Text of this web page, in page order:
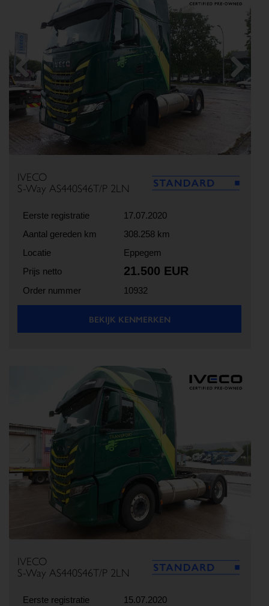
Previous Next
IVECO
S-Way AS440S46T/P 2LN
Eerste registratie
17.07.2020
Aantal gereden km
308.258 km
Locatie
Eppegem
Prijs netto
21.500 EUR
Order nummer 10932
BEKIJK KENMERKEN
Previous Next
IVECO
S-Way AS440S46T/P 2LN
Eerste registratie
15.07.2020